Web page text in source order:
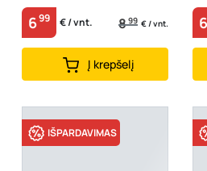
5169400
699 € / vnt. 899 € / vnt.
Į krepšelį
6
IŠPARDAVIMAS